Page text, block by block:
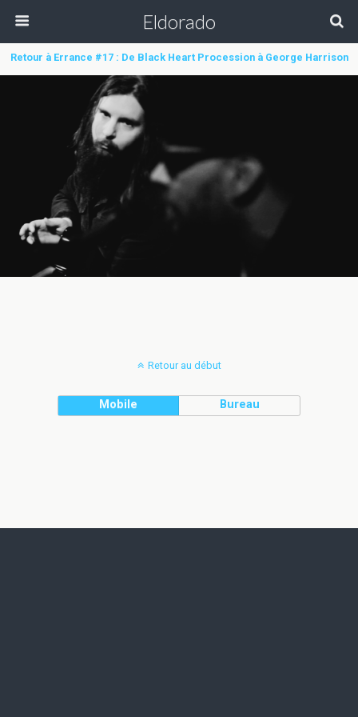
Eldorado
Retour à Errance #17 : De Black Heart Procession à George Harrison
Retour au début
Mobile Bureau